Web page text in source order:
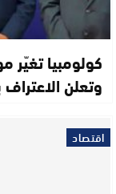
كولومبيا تغيّر
وتعلن
اقتصاد